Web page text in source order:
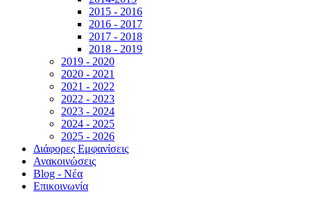
2015 - 2016
2016 - 2017
2017 - 2018
2018 - 2019
2019 - 2020
2020 - 2021
2021 - 2022
2022 - 2023
2023 - 2024
2024 - 2025
2025 - 2026
Διάφορες Εμφανίσεις
Ανακοινώσεις
Blog - Νέα
Επικοινωνία